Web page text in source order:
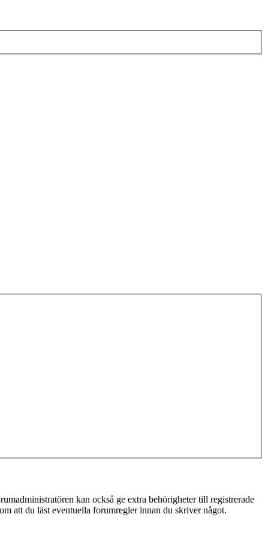
kan också ge extra behörigheter till registrerade
att du läst eventuella forumregler innan du skriver något.